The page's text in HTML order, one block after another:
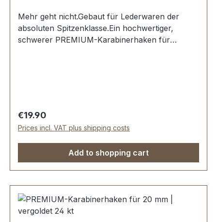
Mehr geht nicht.Gebaut für Lederwaren der
absoluten Spitzenklasse.Ein hochwertiger,
schwerer PREMIUM-Karabinerhaken für
Handgalvanisiert.Sehr stabil, bestens geeignet
für Taschen, Reisetaschen,
Weekender.Durchlassweite: 25 mm, Gesamthöhe
von oben nach unten: 45 mm.Lieferumfang:1
Stück Karabinerhaken
Regular price:
€19.90
Prices incl. VAT plus shipping costs
Add to shopping cart